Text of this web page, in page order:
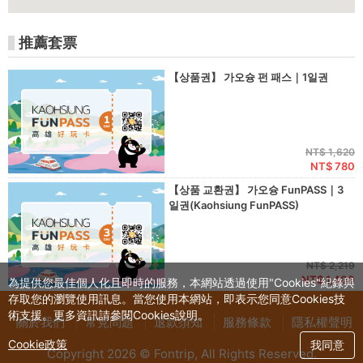
推薦套票
【상품권】 가오슝 펀 패스｜1일권
NT$ 1,620
NT$ 780
【상품 교환권】 가오슝 FunPASS｜3
일권(Kaohsiung FunPASS)
NT$ 2,219
NT$ 1,400
關於我們 常見問題 退款須知 服務條款 隱私權聲明
Copyright 2026 © Fontrip, All Rights Reserved.
為提供您最佳個人化且即時的服務，本網站透過使用"Cookies"紀錄與
存取您的瀏覽使用訊息。當您使用本網站，即表示您同意Cookies技
術支援。更多資訊請參閱Cookies說明。
我同意
Cookie政策